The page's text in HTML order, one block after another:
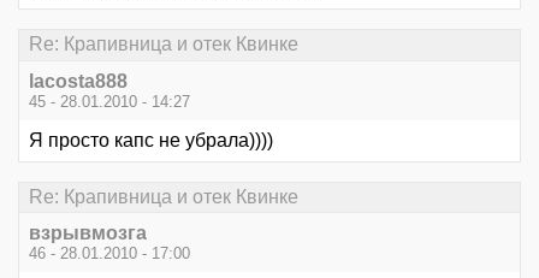
Re: Крапивница и отек Квинке
lacosta888
45 - 28.01.2010 - 14:27
Я просто капс не убрала))))
Re: Крапивница и отек Квинке
взрывмозга
46 - 28.01.2010 - 17:00